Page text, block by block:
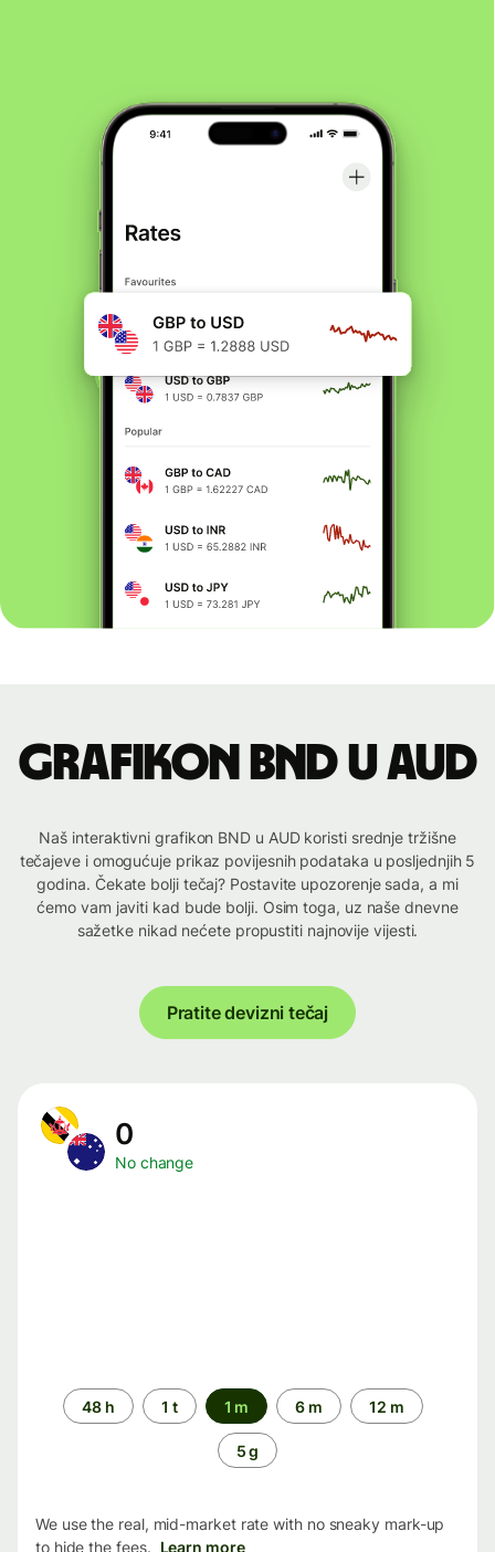
Grafikon BND u AUD
Naš interaktivni grafikon BND u AUD koristi srednje tržišne
tečajeve i omogućuje prikaz povijesnih podataka u posljednjih 5
godina. Čekate bolji tečaj? Postavite upozorenje sada, a mi
ćemo vam javiti kad bude bolji. Osim toga, uz naše dnevne
sažetke nikad nećete propustiti najnovije vijesti.
Pratite devizni tečaj
0
No change
Time
period
48 h 1 t 1 m 6 m 12 m
5 g
We use the real, mid-market rate with no sneaky mark-up
to hide the fees. Learn more